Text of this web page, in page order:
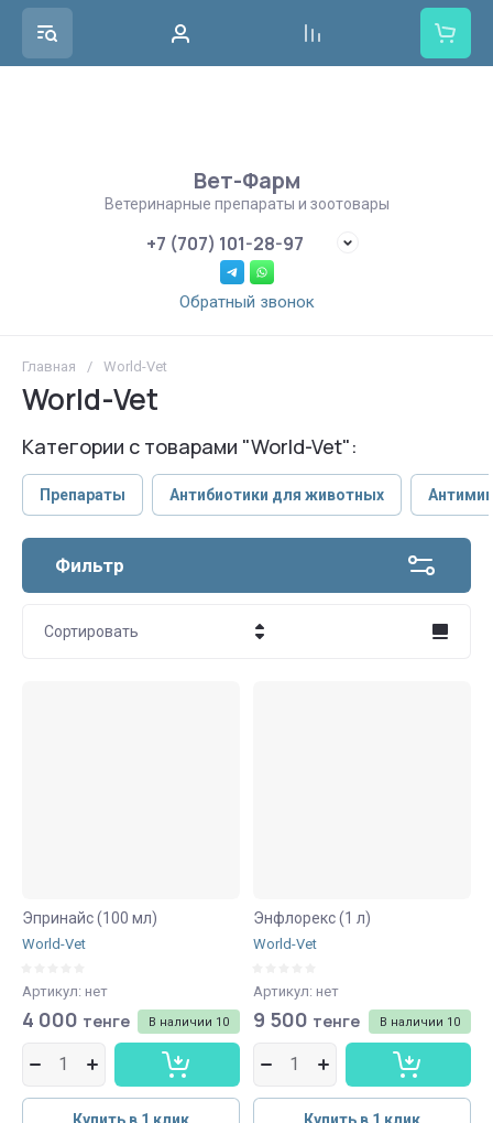
Вет-Фарм
Ветеринарные препараты и зоотовары
+7 (707) 101-28-97
Обратный звонок
Главная / World-Vet
World-Vet
Категории с товарами "World-Vet":
Препараты Антибиотики для животных
Фильтр
Сортировать
Эпринайс (100 мл)
World-Vet
Артикул: нет
В наличии 10
4 000 тенге
Купить в 1 клик
Энфлорекс (1 л)
World-Vet
Артикул: нет
В наличии 10
9 500 тенге
Купить в 1 клик